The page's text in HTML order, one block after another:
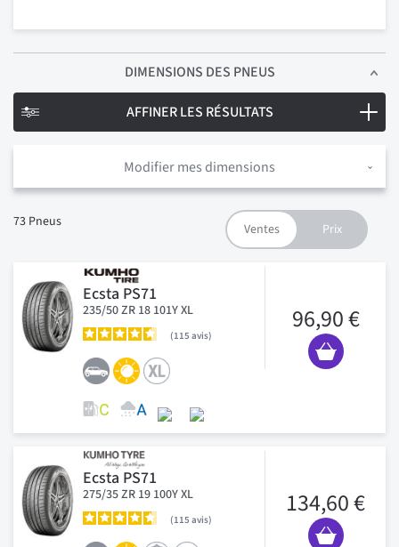
DIMENSIONS DES PNEUS
Modifier mes dimensions
73 Pneus
Ecsta PS71
235/50 ZR 18 101Y XL
115 avis
96,90 €
Ecsta PS71
275/35 ZR 19 100Y XL
115 avis
134,60 €
AFFINER LES RÉSULTATS